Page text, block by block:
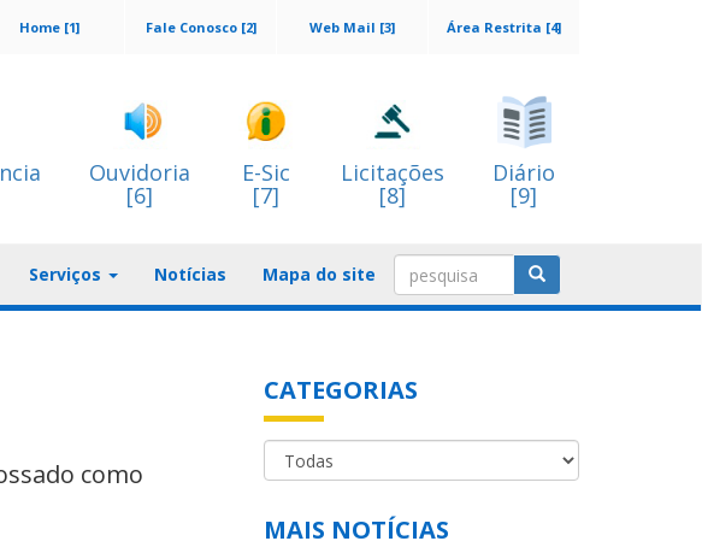
Área Restrita [4]
Web Mail [3]
Fale Conosco [2]
Home [1]
Ouvidoria
[6]
E-Sic
[7]
Licitações
[8]
Diário
[9]
Serviços Notícias Mapa do site
como
CATEGORIAS
MAIS NOTÍCIAS